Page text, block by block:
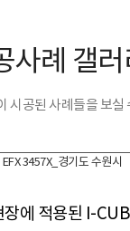
사례 갤러
시공된 사례들을 보실
3457X_경기도 수원시
장​​에 적용된 I-